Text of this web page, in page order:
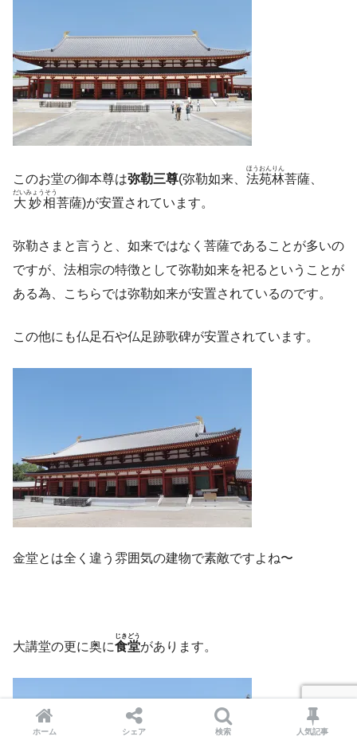
このお堂の御本尊は弥勒三尊(弥勒如来、 法苑林
ほうおんりん
菩薩、
大妙相
だいみょうそう
菩薩)が安置されています。
弥勒さまと言うと、如来ではなく菩薩であることが多いの
ですが、法相宗の特徴として弥勒如来を祀るということが
ある為、こちらでは弥勒如来が安置されているのです。
この他にも仏足石や仏足跡歌碑が安置されています。
金堂とは全く違う雰囲気の建物で素敵ですよね〜
大講堂の更に奥に食堂
じきどう
があります。
ホーム シェア 検索 人気記事